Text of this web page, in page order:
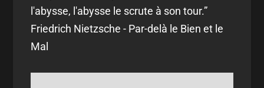
l'abysse, l'abysse le scrute à son tour.”
Friedrich Nietzsche - Par-delà le Bien et le
Mal